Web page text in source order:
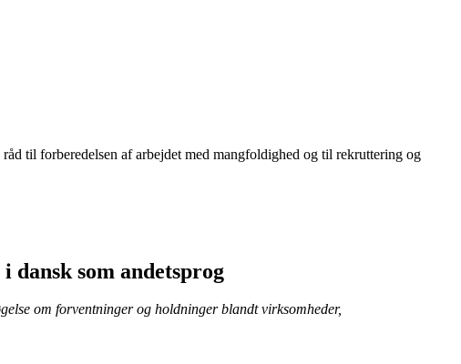
til forberedelsen af arbejdet med mangfoldighed og til rekruttering og
som andetsprog
om forventninger og holdninger blandt virksomheder,